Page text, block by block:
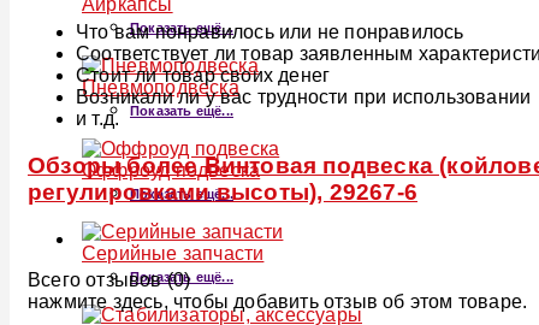
Аиркапсы
Показать ещё...
Пневмоподвеска
Показать ещё...
Оффроуд подвеска
Показать ещё...
Серийные запчасти
Показать ещё...
Что вам понравилось или не понравилось
Соответствует ли товар заявленным
Стоит ли товар своих денег
Возникали ли у вас трудности при использовании
и т.д.
Обзоры более Винтовая подвеска
регулировками высоты), 29267-6
Всего отзывов (0)
нажмите здесь, чтобы добавить отзыв об этом товаре.